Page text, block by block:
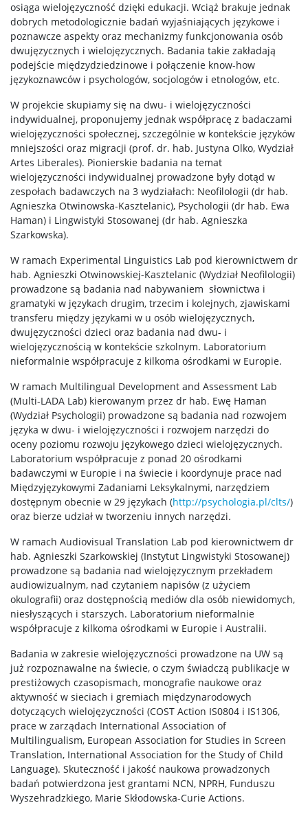
osiąga wielojęzyczność dzięki edukacji. Wciąż brakuje jednak
dobrych metodologicznie badań wyjaśniających językowe i
poznawcze aspekty oraz mechanizmy funkcjonowania osób
dwujęzycznych i wielojęzycznych. Badania takie zakładają
podejście międzydziedzinowe i połączenie know-how
językoznawców i psychologów, socjologów i etnologów, etc.
W projekcie skupiamy się na dwu- i wielojęzyczności
indywidualnej, proponujemy jednak współpracę z badaczami
wielojęzyczności społecznej, szczególnie w kontekście języków
mniejszości oraz migracji (prof. dr. hab. Justyna Olko, Wydział
Artes Liberales). Pionierskie badania na temat
wielojęzyczności indywidualnej prowadzone były dotąd w
zespołach badawczych na 3 wydziałach: Neofilologii (dr hab.
Agnieszka Otwinowska-Kasztelanic), Psychologii (dr hab. Ewa
Haman) i Lingwistyki Stosowanej (dr hab. Agnieszka
Szarkowska).
W ramach Experimental Linguistics Lab pod kierownictwem dr
hab. Agnieszki Otwinowskiej-Kasztelanic (Wydział Neofilologii)
prowadzone są badania nad nabywaniem słownictwa i
gramatyki w językach drugim, trzecim i kolejnych, zjawiskami
transferu między językami w u osób wielojęzycznych,
dwujęzyczności dzieci oraz badania nad dwu- i
wielojęzycznością w kontekście szkolnym. Laboratorium
nieformalnie współpracuje z kilkoma ośrodkami w Europie.
W ramach Multilingual Development and Assessment Lab
(Multi-LADA Lab) kierowanym przez dr hab. Ewę Haman
(Wydział Psychologii) prowadzone są badania nad rozwojem
języka w dwu- i wielojęzyczności i rozwojem narzędzi do
oceny poziomu rozwoju językowego dzieci wielojęzycznych.
Laboratorium współpracuje z ponad 20 ośrodkami
badawczymi w Europie i na świecie i koordynuje prace nad
Międzyjęzykowymi Zadaniami Leksykalnymi, narzędziem
dostępnym obecnie w 29 językach (http://psychologia.pl/clts/)
oraz bierze udział w tworzeniu innych narzędzi.
W ramach Audiovisual Translation Lab pod kierownictwem dr
hab. Agnieszki Szarkowskiej (Instytut Lingwistyki Stosowanej)
prowadzone są badania nad wielojęzycznym przekładem
audiowizualnym, nad czytaniem napisów (z użyciem
okulografii) oraz dostępnością mediów dla osób niewidomych,
niesłyszących i starszych. Laboratorium nieformalnie
współpracuje z kilkoma ośrodkami w Europie i Australii.
Badania w zakresie wielojęzyczności prowadzone na UW są
już rozpoznawalne na świecie, o czym świadczą publikacje w
prestiżowych czasopismach, monografie naukowe oraz
aktywność w sieciach i gremiach międzynarodowych
dotyczących wielojęzyczności (COST Action IS0804 i IS1306,
prace w zarządach International Association of
Multilingualism, European Association for Studies in Screen
Translation, International Association for the Study of Child
Language). Skuteczność i jakość naukowa prowadzonych
badań potwierdzona jest grantami NCN, NPRH, Funduszu
Wyszehradzkiego, Marie Skłodowska-Curie Actions.